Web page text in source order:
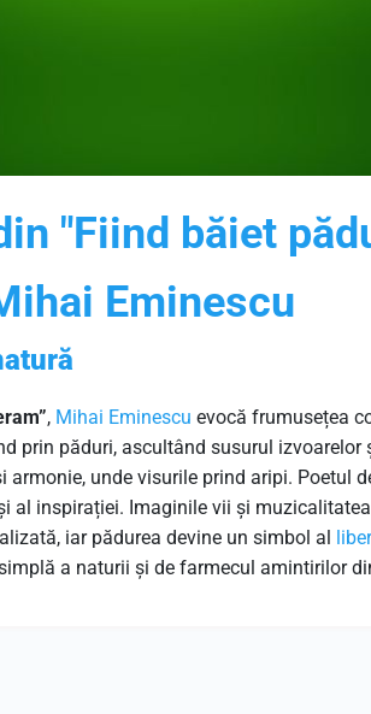
"Fiind băiet
Eminescu
, Mihai Eminescu evocă frumusețea
prin păduri, ascultând susurul izvoarelor
armonie, unde visurile prind aripi. Poetul
al inspirației. Imaginile vii și
iar pădurea devine un simbol al
a naturii și de farmecul amintirilor